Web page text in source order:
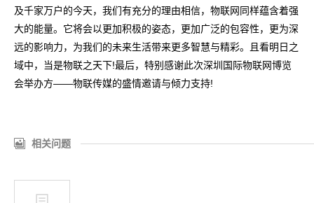
及千家万户的今天，我们有充分的理由相信，物联网同样蕴含着强
大的能量。它将会以更加积极的姿态，更加广泛的包容性，更为深
远的影响力，为我们的未来生活带来更多智慧与精彩。且看明日之
域中，当是物联之天下!最后，特别感谢此次深圳国际物联网博览
会举办方——物联传媒的盛情邀请与倾力支持!
相关问题